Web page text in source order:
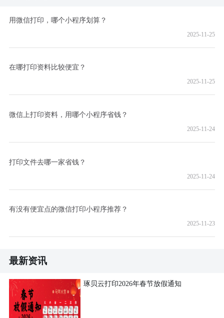
用微信打印，哪个小程序划算？
2025-11-25
在哪打印资料比较便宜？
2025-11-25
微信上打印资料，用哪个小程序省钱？
2025-11-24
打印文件去哪一家省钱？
2025-11-24
有没有便宜点的微信打印小程序推荐？
2025-11-23
最新资讯
琢贝云打印2026年春节放假通知